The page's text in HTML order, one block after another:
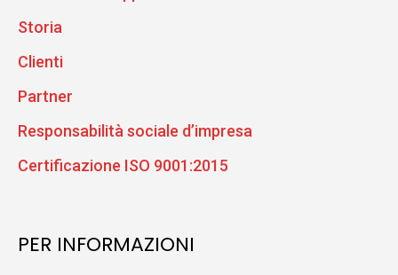
Storia
Clienti
Partner
Responsabilità sociale d’impresa
Certificazione ISO 9001:2015
PER INFORMAZIONI